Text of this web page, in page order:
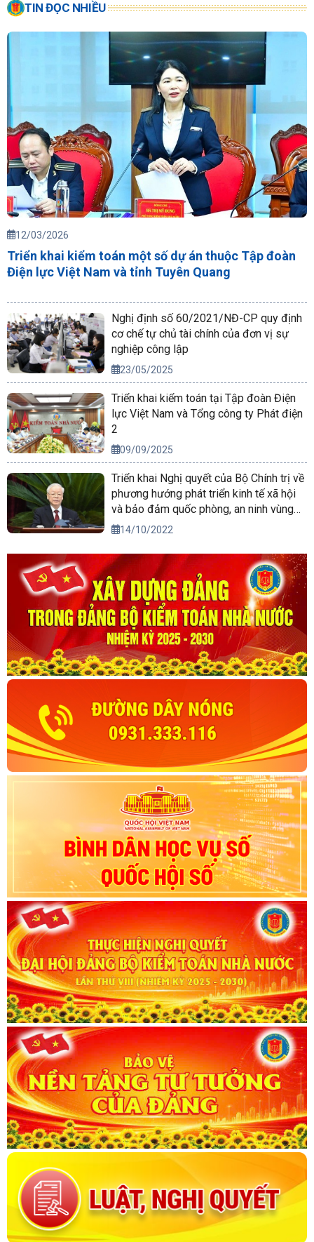
TIN ĐỌC NHIỀU
12/03/2026
Triển khai kiểm toán một số dự án thuộc Tập đoàn
Điện lực Việt Nam và tỉnh Tuyên Quang
Nghị định số 60/2021/NĐ-CP quy định
cơ chế tự chủ tài chính của đơn vị sự
nghiệp công lập
23/05/2025
Triển khai kiểm toán tại Tập đoàn Điện
lực Việt Nam và Tổng công ty Phát điện
2
09/09/2025
Triển khai Nghị quyết của Bộ Chính trị về
phương hướng phát triển kinh tế xã hội
và bảo đảm quốc phòng, an ninh vùng
Tây Nguyên đến năm 2030, tầm nhìn
14/10/2022